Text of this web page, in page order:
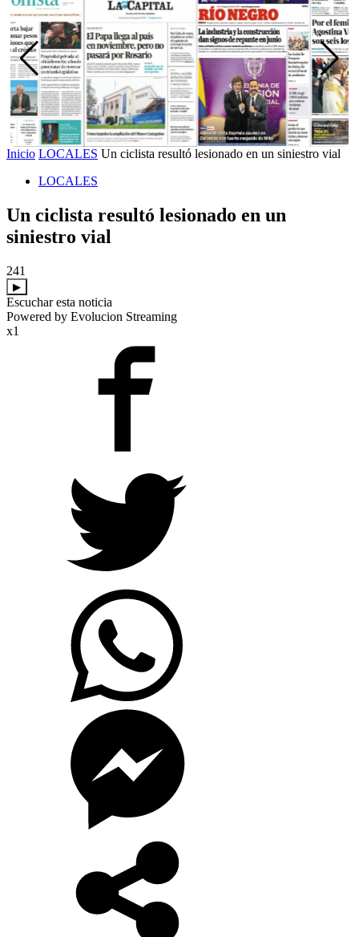
Inicio LOCALES Un ciclista resultó lesionado en un siniestro vial
LOCALES
Un ciclista resultó lesionado en un
siniestro vial
241
▶
Escuchar esta noticia
Powered by Evolucion Streaming
x1